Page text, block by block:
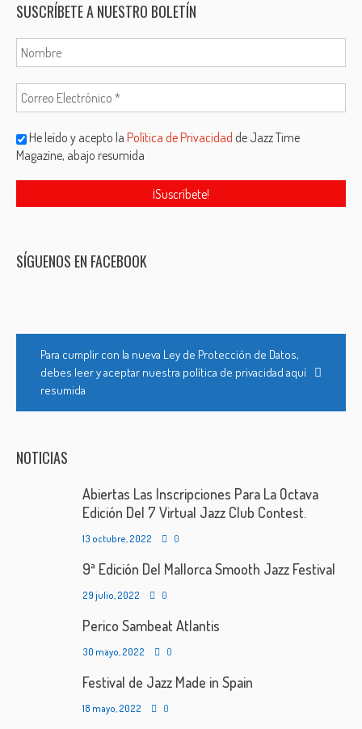
SUSCRÍBETE A NUESTRO BOLETÍN
He leído y acepto laPolítica de Privacidad de Jazz Time
Magazine, abajo resumida
SÍGUENOS EN FACEBOOK
Para cumplir con la nueva Ley de Protección de Datos,
debes leer y aceptar nuestra política de privacidad aquí
resumida
NOTICIAS
Abiertas Las Inscripciones Para La Octava
Edición Del 7 Virtual Jazz Club Contest.
13 octubre, 2022 0
9ª Edición Del Mallorca Smooth Jazz Festival
29 julio, 2022 0
Perico Sambeat Atlantis
30 mayo, 2022 0
Festival de Jazz Made in Spain
18 mayo, 2022 0